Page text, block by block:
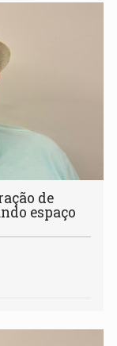
de
espaço